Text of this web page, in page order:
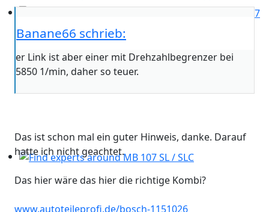
Please send your pre 82 datacards to Sternzeit-107
Banane66 schrieb:
er Link ist aber einer mit Drehzahlbegrenzer bei
5850 1/min, daher so teuer.
Das ist schon mal ein guter Hinweis, danke. Darauf
hatte ich nicht geachtet.
Das hier wäre das hier die richtige Kombi?
www.autoteileprofi.de/bosch-1151026